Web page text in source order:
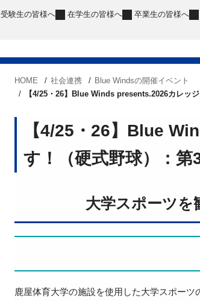
受験生の皆様へ 在学生の皆様へ 卒業生の皆様へ
HOME 社会連携
Blue Windsの開催イベント
【4/25・26】Blue Winds presents.2026カレッ
【4/25・26】Blue
す！（硬式野球）：第
大学スポーツを
鹿屋体育大学の施設を使用した大学スポー